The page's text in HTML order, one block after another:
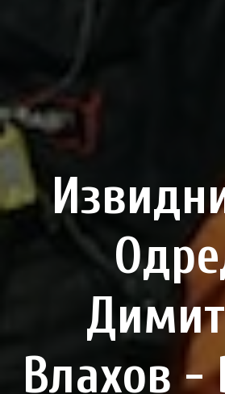
Влахов -